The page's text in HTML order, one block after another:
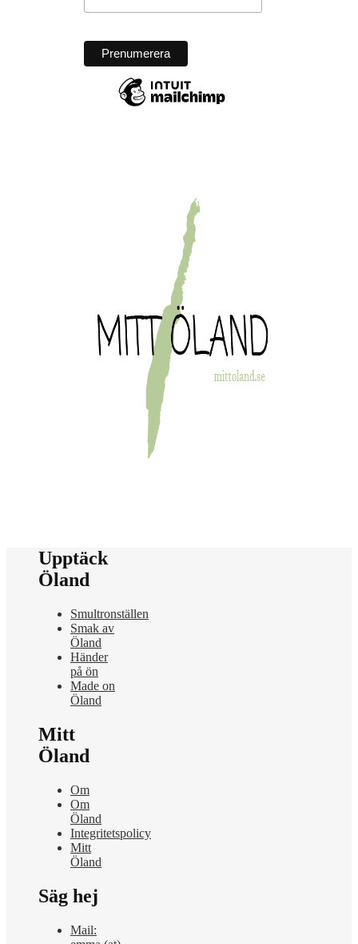
Upptäck
Öland
Smultronställen
Smak av
Öland
Händer
på ön
Made on
Öland
Mitt
Öland
Om
Om
Öland
Integritetspolicy
Mitt
Öland
Säg hej
Mail: